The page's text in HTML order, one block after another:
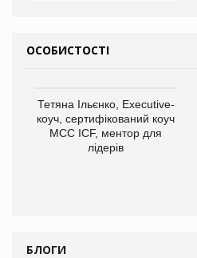
ОСОБИСТОСТІ
Тетяна Ільєнко, Executive-
коуч, сертифікований коуч
МСС ICF, ментор для
лідерів
БЛОГИ